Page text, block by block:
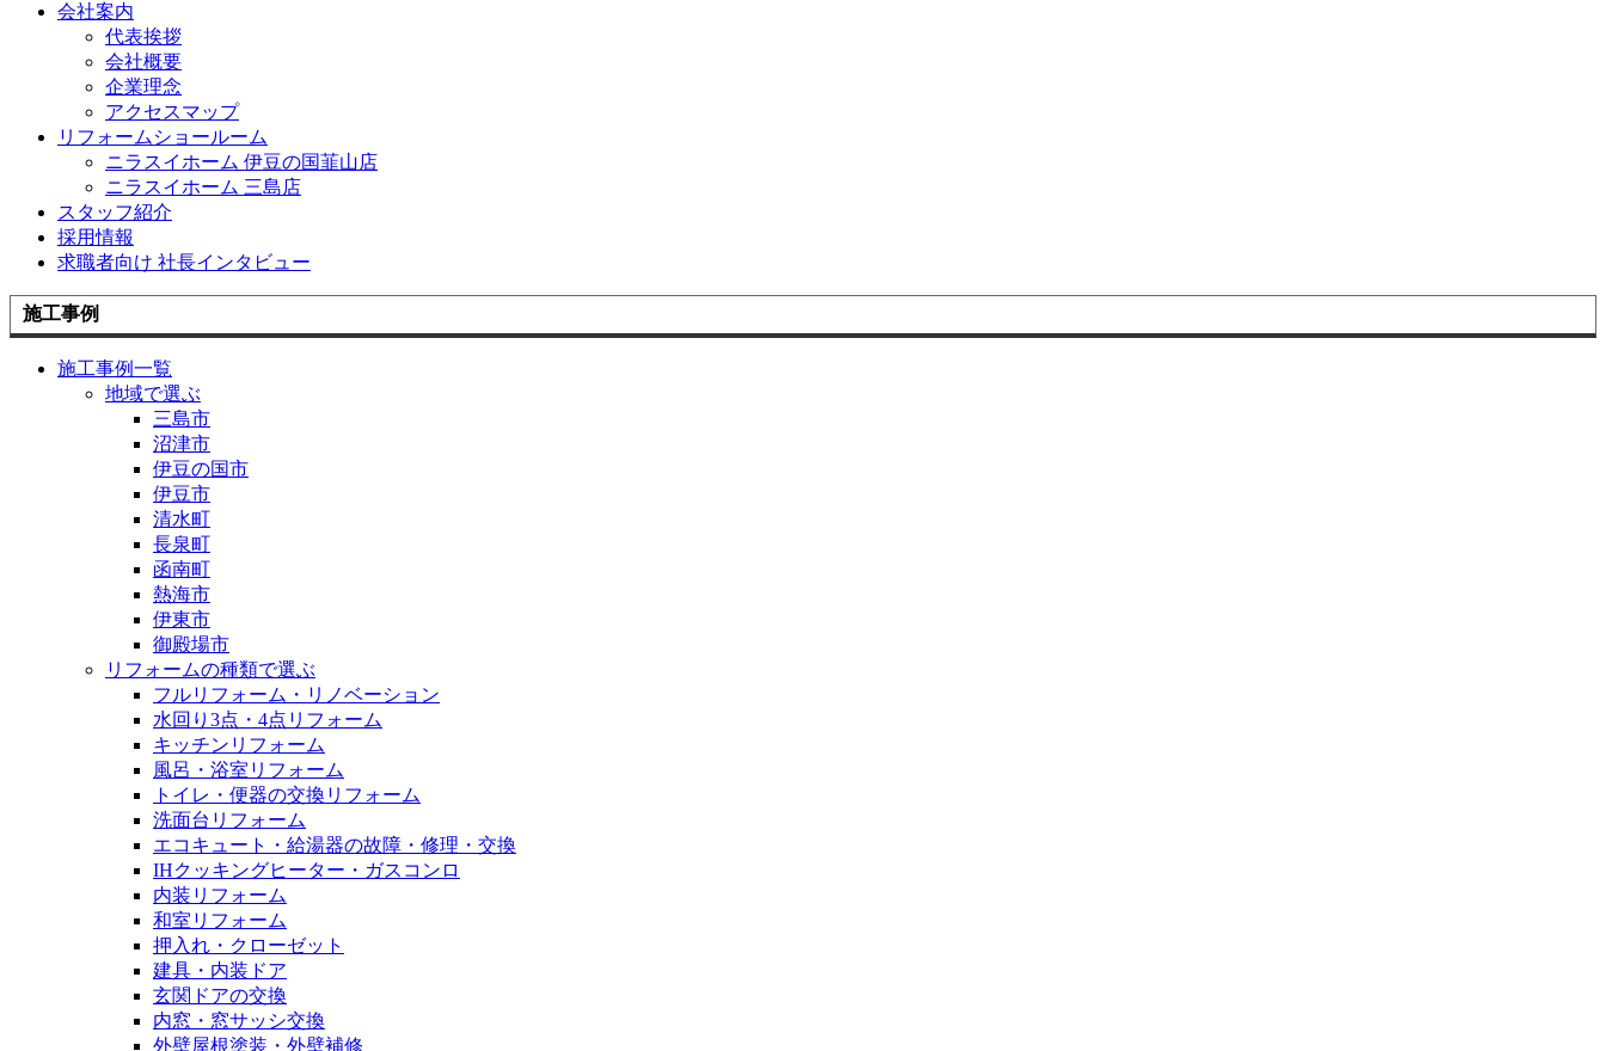
会社案内
代表挨拶
会社概要
企業理念
アクセスマップ
リフォームショールーム
ニラスイホーム 伊豆の国韮山店
ニラスイホーム 三島店
スタッフ紹介
採用情報
求職者向け 社長インタビュー
施工事例
施工事例一覧
地域で選ぶ
三島市
沼津市
伊豆の国市
伊豆市
清水町
長泉町
函南町
熱海市
伊東市
御殿場市
リフォームの種類で選ぶ
フルリフォーム・リノベーション
水回り3点・4点リフォーム
キッチンリフォーム
風呂・浴室リフォーム
トイレ・便器の交換リフォーム
洗面台リフォーム
エコキュート・給湯器の故障・修理・交換
IHクッキングヒーター・ガスコンロ
内装リフォーム
和室リフォーム
押入れ・クローゼット
建具・内装ドア
玄関ドアの交換
内窓・窓サッシ交換
外壁屋根塗装・外壁補修